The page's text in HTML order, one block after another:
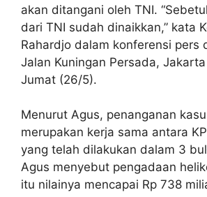
akan ditangani oleh TNI.
dari TNI sudah dinaikkan,” kata
Rahardjo dalam konferensi pers
Jalan Kuningan Persada,
Jumat (26/5).
Menurut Agus, penanganan
merupakan kerja sama antara
yang telah dilakukan dalam 3
Agus menyebut pengadaan
itu nilainya mencapai Rp 738